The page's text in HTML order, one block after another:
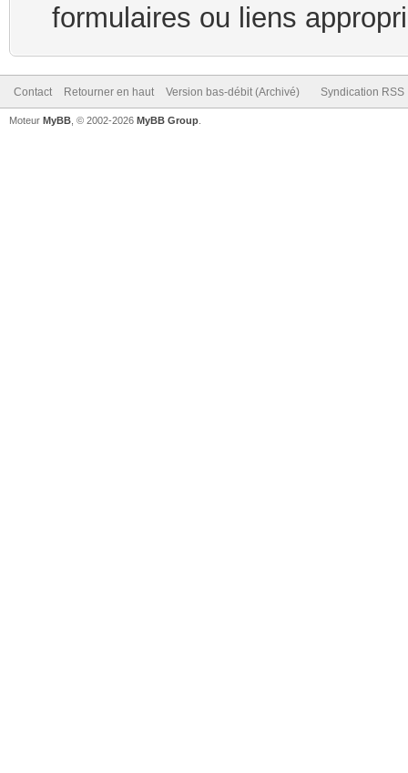
formulaires ou liens
Contact Retourner en haut Version bas-débit (Archivé) Syndication RSS
Moteur MyBB , © 2002-2026 MyBB Group